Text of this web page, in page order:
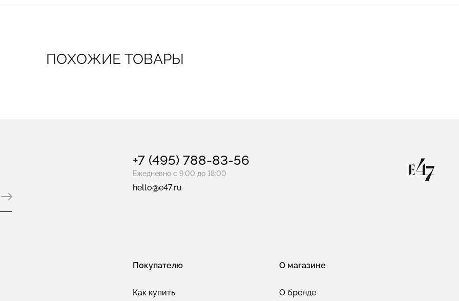
ПОХОЖИЕ ТОВАРЫ
+7 (495) 788-83-56
Ежедневно с 9:00 до 18:00
hello@e47.ru
Покупателю
Как купить
О магазине
О бренде